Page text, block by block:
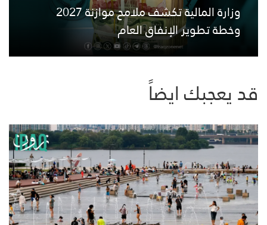
وزارة المالية تكشف ملامح موازنة 2027
وخطة تطوير الإنفاق العام
قد يعجبك ايضاً